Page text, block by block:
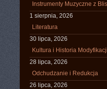
Instrumenty Muzyczne z
1 sierpnia, 2026
Literatura
30 lipca, 2026
Kultura i Historia
28 lipca, 2026
Odchudzanie i Redukcja
26 lipca, 2026